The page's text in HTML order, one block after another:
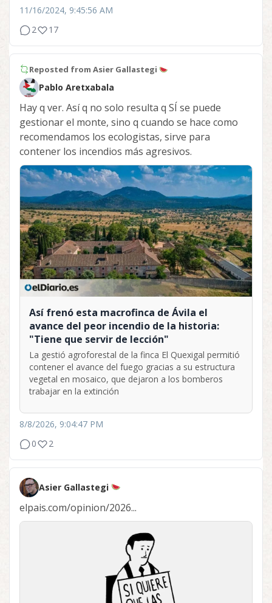
11/16/2024, 9:45:56 AM
2
17
Reposted from Asier Gallastegi
Pablo Aretxabala
Hay q ver. Así q no solo resulta q SÍ se puede
gestionar el monte, sino q cuando se hace como
recomendamos los ecologistas, sirve para
contener los incendios más agresivos.
Así frenó esta macrofinca de Ávila el
avance del peor incendio de la historia:
"Tiene que servir de lección"
La gestió agroforestal de la finca El Quexigal permitió
contener el avance del fuego gracias a su estructura
vegetal en mosaico, que dejaron a los bomberos
trabajar en la extinción
8/8/2026, 9:04:47 PM
0
2
Asier Gallastegi
elpais.com/opinion/2026...